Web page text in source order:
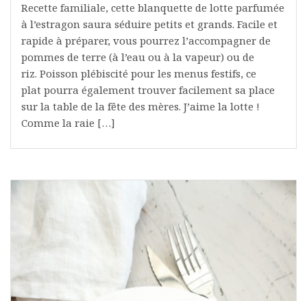
Recette familiale, cette blanquette de lotte parfumée
à l’estragon saura séduire petits et grands. Facile et
rapide à préparer, vous pourrez l’accompagner de
pommes de terre (à l’eau ou à la vapeur) ou de
riz. Poisson plébiscité pour les menus festifs, ce
plat pourra également trouver facilement sa place
sur la table de la fête des mères. J’aime la lotte !
Comme la raie […]